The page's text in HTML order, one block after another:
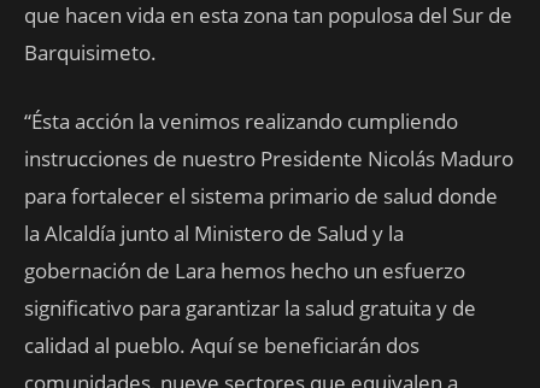
que hacen vida en esta zona tan populosa del Sur de
Barquisimeto.
“Ésta acción la venimos realizando cumpliendo
instrucciones de nuestro Presidente Nicolás Maduro
para fortalecer el sistema primario de salud donde
la Alcaldía junto al Ministero de Salud y la
gobernación de Lara hemos hecho un esfuerzo
significativo para garantizar la salud gratuita y de
calidad al pueblo. Aquí se beneficiarán dos